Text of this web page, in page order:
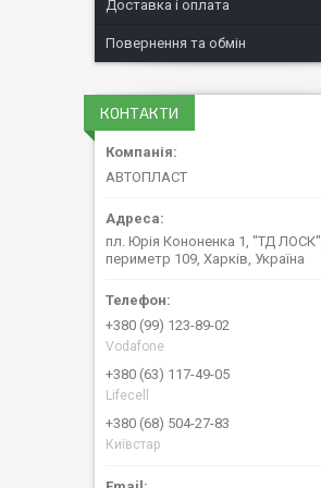
Доставка і оплата
Повернення та обмін
КОНТАКТИ
АВТОПЛАСТ
пл. Юрія Кононенка 1, "ТД ЛОСК",
периметр 109, Харків, Україна
+380 (99) 123-89-02
Vodafone
+380 (63) 117-49-05
Lifecell
+380 (68) 504-27-83
Київстар